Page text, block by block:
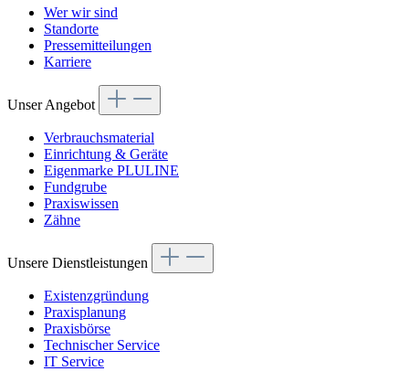
Wer wir sind
Standorte
Pressemitteilungen
Karriere
Unser Angebot
Verbrauchsmaterial
Einrichtung & Geräte
Eigenmarke PLULINE
Fundgrube
Praxiswissen
Zähne
Unsere Dienstleistungen
Existenzgründung
Praxisplanung
Praxisbörse
Technischer Service
IT Service